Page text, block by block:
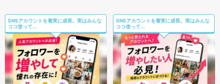
SNSアカウントを着実に成長。実はみんな
ココ使って...
SNSアカウントを着実に成長。実はみんな
ココ使って...